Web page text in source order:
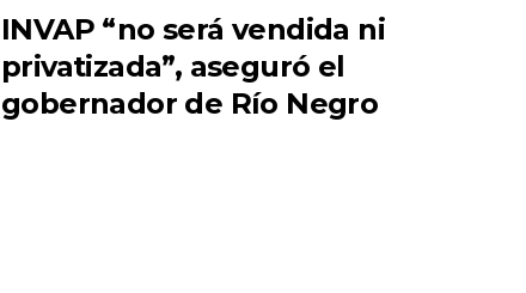
INVAP “no será vendida ni
privatizada”, aseguró el
gobernador de Río Negro